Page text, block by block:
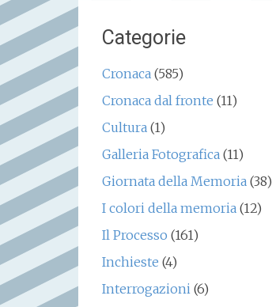
Categorie
Cronaca(585)
Cronaca dal fronte (11)
Cultura(1)
Galleria Fotografica(11)
Giornata della Memoria(38)
I colori della memoria(12)
Il Processo (161)
Inchieste (4)
Interrogazioni(6)